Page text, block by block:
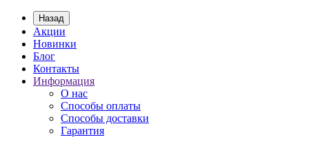
Назад
Акции
Новинки
Блог
Контакты
Информация
О нас
Способы оплаты
Способы доставки
Гарантия